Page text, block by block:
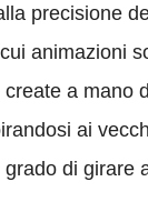
precisione
animazioni
a mano
ai
di girare